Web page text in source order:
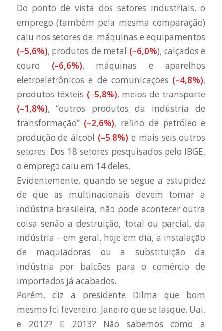
Do ponto de vista dos setores industriais, o
emprego (também pela mesma comparação)
caiu nos setores de: máquinas e equipamentos
(–5,6%), produtos de metal (–6,0%), calçados e
couro (–6,6%), máquinas e aparelhos
eletroeletrônicos e de comunicações (–4,8%),
produtos têxteis (–5,8%), meios de transporte
(–1,8%), “outros produtos da indústria de
transformação”(–2,6%), refino de petróleo e
produção de álcool (–5,8%) e mais seis outros
setores. Dos 18 setores pesquisados pelo IBGE,
o emprego caiu em 14 deles.
Evidentemente, quando se segue a estupidez
de que as multinacionais devem tomar a
indústria brasileira, não pode acontecer outra
coisa senão a destruição, total ou parcial, da
indústria – em geral, hoje em dia, a instalação
de maquiadoras ou a substituição da
indústria por balcões para o comércio de
importados já acabados.
Porém, diz a presidente Dilma que bom
mesmo foi fevereiro. Janeiro que se lasque. Uai,
e 2012? E 2013? Não sabemos como a